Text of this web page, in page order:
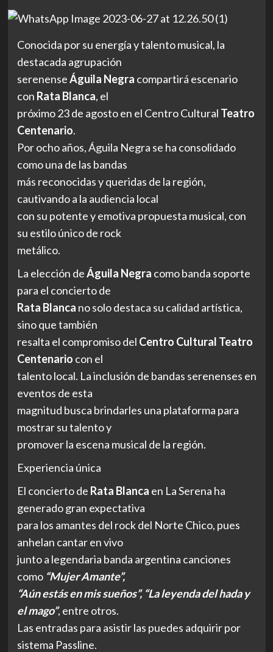
Conocida por su energía y talento musical, la
destacada agrupación
serenenseÁguila Negra compartirá escenario
con Rata Blanca, el
próximo 23 de agosto en el Centro Cultural Teatro
Centenario.
Por ocho años, Águila Negra se ha consolidado
como una de las bandas
más reconocidas y queridas de la región,
cautivando a la audiencia local
con su potente y emotiva propuesta musical, con
su estilo único de rock
metálico.
La elección deÁguila Negra como banda soporte
para el concierto de
Rata Blanca no solo destaca su calidad artística,
sino que también
resalta el compromiso del Centro Cultural Teatro
Centenario con el
talento local. La inclusión de bandas serenenses en
eventos de esta
magnitud busca brindarles una plataforma para
mostrar su talento y
promover la escena musical de la región.
Experiencia única
El concierto de Rata Blanca en La Serena ha
generado gran expectativa
para los amantes del rock del Norte Chico, pues
anhelan cantar en vivo
junto a legendaria banda argentina canciones
como “Mujer Amante”,
“Aún estás en mis sueños”, “La leyenda del hada y
el mago”, entre otros.
Las entradas para asistir las puedes adquirir por
sistema Passline.